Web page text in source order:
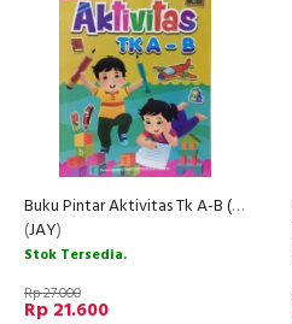
Buku Pintar Aktivitas Tk A-B (New)
(JAY)
Stok Tersedia.
Rp 27.000
Rp 21.600